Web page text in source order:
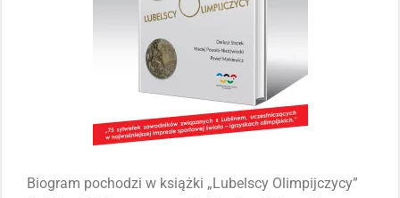
Biogram pochodzi w książki „Lubelscy Olimpijczycy”